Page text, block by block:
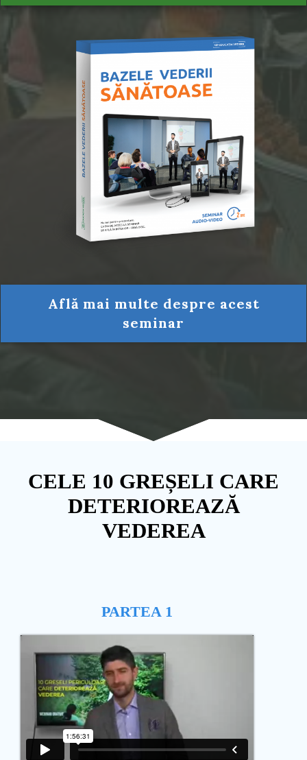
Află mai multe despre acest
seminar
CELE 10 GREȘELI CARE
DETERIOREAZĂ
VEDEREA
PARTEA 1